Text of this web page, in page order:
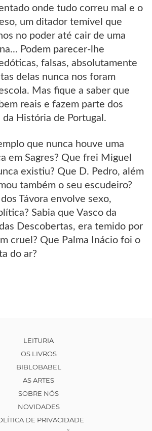
onde tudo correu mal e o
um ditador temível que
no poder até cair de uma
Podem parecer-lhe
falsas, absolutamente
delas nunca nos foram
Mas fique a saber que
reais e fazem parte dos
da História de Portugal.
que nunca houve uma
em Sagres? Que frei Miguel
existiu? Que D. Pedro, além
também o seu escudeiro?
Távora envolve sexo,
Sabia que Vasco da
Descobertas, era temido por
cruel? Que Palma Inácio foi o
do ar?
LEITURIA
OS LIVROS
BIBLOBABEL
AS ARTES
SOBRE NÓS
NOVIDADES
DE PRIVACIDADE